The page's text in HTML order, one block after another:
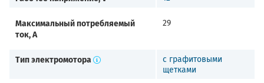
Максимальный потребляемый
ток, А
29
Тип электромотора
с графитовыми
щетками